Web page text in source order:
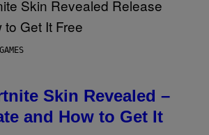
Skin Revealed –
and How to Get It